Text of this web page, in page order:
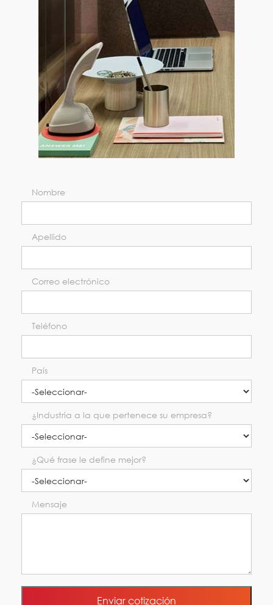
Nombre
Apellido
Correo electrónico
Teléfono
País
¿Industria a la que pertenece su empresa?
¿Qué frase le define mejor?
Mensaje